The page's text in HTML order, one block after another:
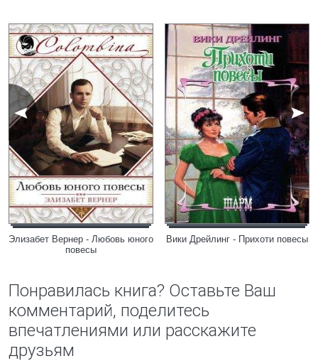
Элизабет Вернер - Любовь юного
повесы
Вики Дрейлинг - Прихоти повесы
Понравилась книга? Оставьте Ваш
комментарий, поделитесь
впечатлениями или расскажите
друзьям